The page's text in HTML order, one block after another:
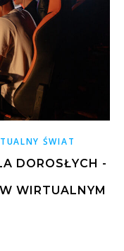
ŚWIAT
DOROSŁYCH -
WIRTUALNYM